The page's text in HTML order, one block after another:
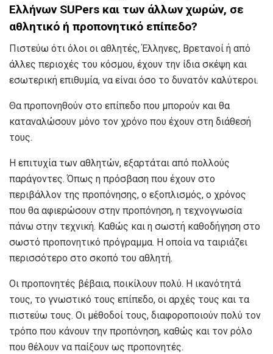
Ελλήνων SUPers και των άλλων χωρών, σε
αθλητικό ή προπονητικό επίπεδο?
Πιστεύω ότι όλοι οι αθλητές, Έλληνες, Βρετανοί ή από
άλλες περιοχές του κόσμου, έχουν την ίδια σκέψη και
εσωτερική επιθυμία, να είναι όσο το δυνατόν καλύτεροι.
Θα προπονηθούν στο επίπεδο που μπορούν και θα
καταναλώσουν μόνο τον χρόνο που έχουν στη διάθεσή
τους.
Η επιτυχία των αθλητών, εξαρτάται από πολλούς
παράγοντες. Όπως η πρόσβαση που έχουν στο
περιβάλλον της προπόνησης, ο εξοπλισμός, ο χρόνος
που θα αφιερώσουν στην προπόνηση, η τεχνογνωσία
πάνω στην τεχνική. Καθώς και η σωστή καθοδήγηση στο
σωστό προπονητικό πρόγραμμα. Η οποία να ταιριάζει
περισσότερο στο σκοπό του αθλητή.
Οι προπονητές βέβαια, ποικίλουν πολύ. Η ικανότητά
τους, το γνωστικό τους επίπεδο, οι αρχές τους και τα
πιστεύω τους. Οι μέθοδοί τους, διαφοροποιούν πολύ τον
τρόπο που κάνουν την προπόνηση, καθώς και τον ρόλο
που θέλουν να παίξουν ως προπονητές.